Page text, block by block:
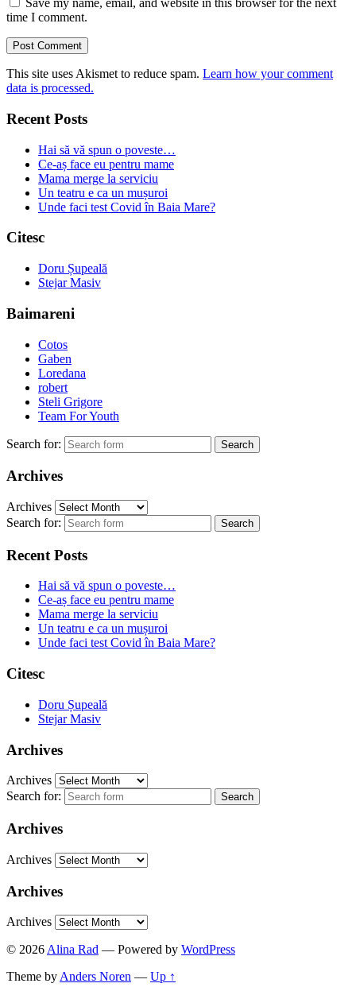
Save my name, email, and website in this browser for the next
time I comment.
This site uses Akismet to reduce spam. Learn how your comment
data is processed.
Recent Posts
Hai să vă spun o poveste…
Ce-aș face eu pentru mame
Mama merge la serviciu
Un teatru e ca un mușuroi
Unde faci test Covid în Baia Mare?
Citesc
Doru Șupeală
Stejar Masiv
Baimareni
Cotos
Gaben
Loredana
robert
Steli Grigore
Team For Youth
Search for:
Archives
Archives
Search for:
Recent Posts
Hai să vă spun o poveste…
Ce-aș face eu pentru mame
Mama merge la serviciu
Un teatru e ca un mușuroi
Unde faci test Covid în Baia Mare?
Citesc
Doru Șupeală
Stejar Masiv
Archives
Archives
Search for:
Archives
Archives
Archives
Archives
© 2026 Alina Rad — Powered by WordPress
Theme by Anders Noren — Up ↑